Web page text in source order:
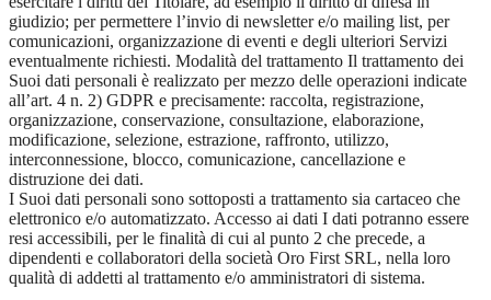
giudizio; per permettere l’invio di newsletter e/o mailing list, per
comunicazioni, organizzazione di eventi e degli ulteriori Servizi
eventualmente richiesti. Modalità del trattamento Il trattamento dei
Suoi dati personali è realizzato per mezzo delle operazioni indicate
all’art. 4 n. 2) GDPR e precisamente: raccolta, registrazione,
organizzazione, conservazione, consultazione, elaborazione,
modificazione, selezione, estrazione, raffronto, utilizzo,
interconnessione, blocco, comunicazione, cancellazione e
distruzione dei dati.
I Suoi dati personali sono sottoposti a trattamento sia cartaceo che
elettronico e/o automatizzato. Accesso ai dati I dati potranno essere
resi accessibili, per le finalità di cui al punto 2 che precede, a
dipendenti e collaboratori della società Oro First SRL, nella loro
qualità di addetti al trattamento e/o amministratori di sistema.